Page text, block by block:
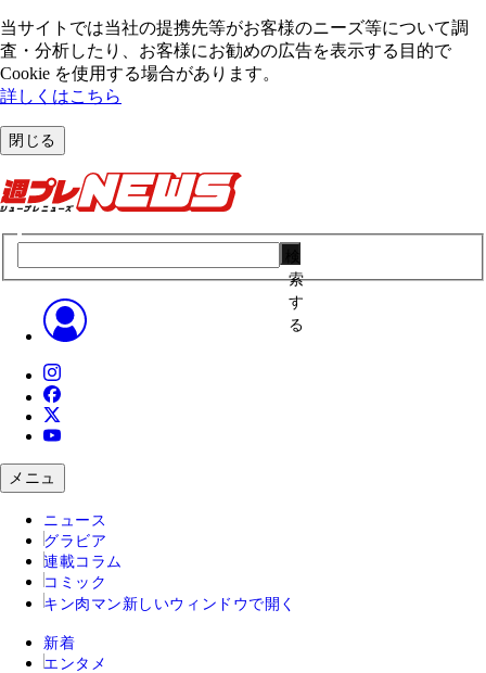
当サイトでは当社の提携先等がお客様のニーズ等について調
査・分析したり、お客様にお勧めの広告を表⽰する⽬的で
Cookie を使⽤する場合があります。
詳しくはこちら
閉じる
索
す
る
メニュ
ニュース
グラビア
連載コラム
コミック
キン肉マン 新しいウィンドウで開く
新着
エンタメ